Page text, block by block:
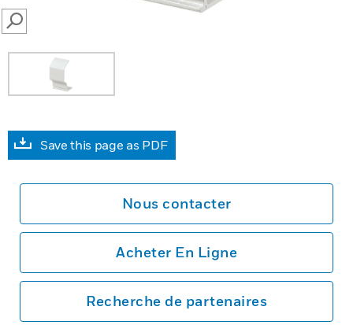
SEARCH
Save this page as PDF
Nous contacter
Acheter En Ligne
Recherche de partenaires